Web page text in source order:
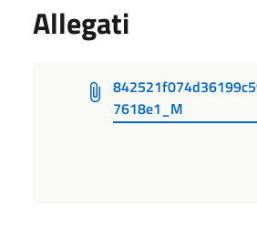
Allegati
7618e1_M